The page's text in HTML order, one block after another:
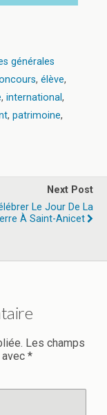
générales
, élève,
, international,
, patrimoine,
Next Post
Le Jour De La
À Saint-Anicet
Les champs
*